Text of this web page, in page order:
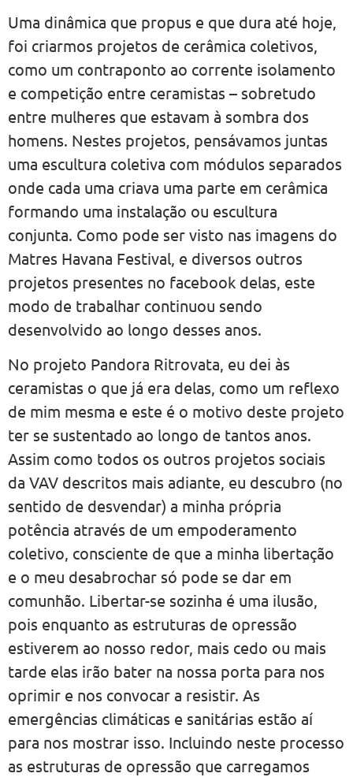
Uma dinâmica que propus e que dura até hoje,
foi criarmos projetos de cerâmica coletivos,
como um contraponto ao corrente isolamento
e competição entre ceramistas – sobretudo
entre mulheres que estavam à sombra dos
homens. Nestes projetos, pensávamos juntas
uma escultura coletiva com módulos separados
onde cada uma criava uma parte em cerâmica
formando uma instalação ou escultura
conjunta. Como pode ser visto nas imagens do
Matres Havana Festival, e diversos outros
projetos presentes no facebook delas, este
modo de trabalhar continuou sendo
desenvolvido ao longo desses anos.
No projeto Pandora Ritrovata, eu dei às
ceramistas o que já era delas, como um reflexo
de mim mesma e este é o motivo deste projeto
ter se sustentado ao longo de tantos anos.
Assim como todos os outros projetos sociais
da VAV descritos mais adiante, eu descubro (no
sentido de desvendar) a minha própria
potência através de um empoderamento
coletivo, consciente de que a minha libertação
e o meu desabrochar só pode se dar em
comunhão. Libertar-se sozinha é uma ilusão,
pois enquanto as estruturas de opressão
estiverem ao nosso redor, mais cedo ou mais
tarde elas irão bater na nossa porta para nos
oprimir e nos convocar a resistir. As
emergências climáticas e sanitárias estão aí
para nos mostrar isso. Incluindo neste processo
as estruturas de opressão que carregamos